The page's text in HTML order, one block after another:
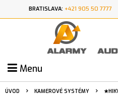
BRATISLAVA: +421 905 50 7777
Menu
ÚVOD KAMEROVÉ SYSTÉMY